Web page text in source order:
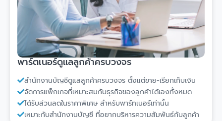
พาร์ตเนอร์ดูแลลูกค้าครบวงจร
สำนักงานบัญชีดูแลลูกค้าครบวงจร ตั้งแต่ขาย-เรียกเก็บเงิน
จัดการแพ็กเกจที่เหมาะสมกับธุรกิจของลูกค้าได้เองทั้งหมด
ได้รับส่วนลดในราคาพิเศษ สำหรับพาร์ทเนอร์เท่านั้น
เหมาะกับสำนักงานบัญชี ที่อยากบริหารความสัมพันธ์กับลูกค้า